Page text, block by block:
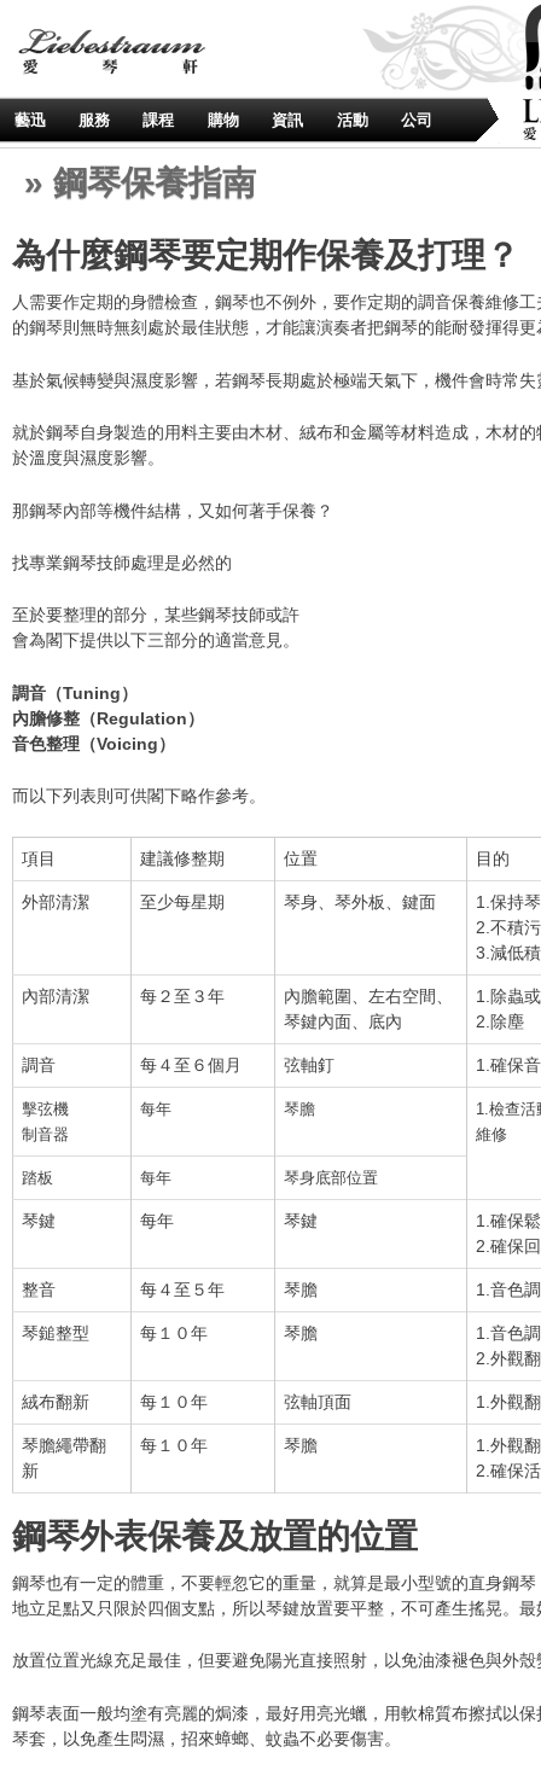
藝迅 服務 課程 購物 資訊 活動 公司
» 鋼琴保養指南
為什麼鋼琴要定期作保養及打理？
人需要作定期的身體檢查，鋼琴也不例外，要作定期的調音保養維修
的鋼琴則無時無刻處於最佳狀態，才能讓演奏者把鋼琴的能耐發揮得更
基於氣候轉變與濕度影響，若鋼琴長期處於極端天氣下，機件會時常
就於鋼琴自身製造的用料主要由木材、絨布和金屬等材料造成，木材
於溫度與濕度影響。
那鋼琴內部等機件結構，又如何著手保養？
找專業鋼琴技師處理是必然的
至於要整理的部分，某些鋼琴技師或許
會為閣下提供以下三部分的適當意見。
調音（Tuning）
內膽修整（Regulation）
音色整理（Voicing）
而以下列表則可供閣下略作參考。
項目 建議修整期 位置 目的
外部清潔 至少每星期 琴身、琴外板、鍵面
1.保持
2.不積污
3.減低
內部清潔 每２至３年
內膽範圍、左右空間、
琴鍵內面、底內
1.除蟲
2.除塵
調音 每４至６個月 弦軸釘 1.確保
擊弦機
制音器
每年 琴膽
1.檢查活
維修
踏板 每年 琴身底部位置
琴鍵 每年 琴鍵
1.確保
2.確保
整音 每４至５年 琴膽 1.音色
琴鎚整型 每１０年 琴膽
1.音色
2.外觀
絨布翻新 每１０年 弦軸頂面 1.外觀
琴膽繩帶翻
新
每１０年 琴膽
1.外觀
2.確保
鋼琴外表保養及放置的位置
鋼琴也有一定的體重，不要輕忽它的重量，就算是最小型號的直身鋼
地立足點又只限於四個支點，所以琴鍵放置要平整，不可產生搖晃。
放置位置光線充足最佳，但要避免陽光直接照射，以免油漆褪色與外殼
鋼琴表面一般均塗有亮麗的焗漆，最好用亮光蠟，用軟棉質布擦拭以
琴套，以免產生悶濕，招來蟑螂、蚊蟲不必要傷害。